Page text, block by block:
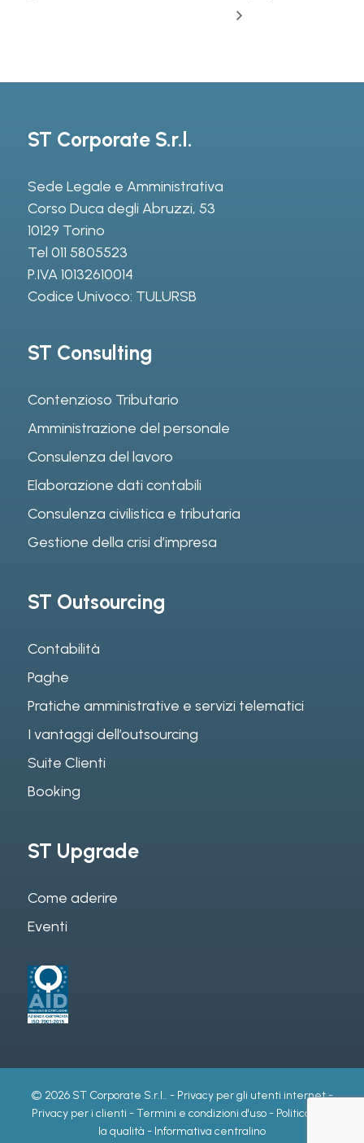
ST Corporate S.r.l.
Sede Legale e Amministrativa
Corso Duca degli Abruzzi, 53
10129 Torino
Tel 011 5805523
P.IVA 10132610014
Codice Univoco: TULURSB
ST Consulting
Contenzioso Tributario
Amministrazione del personale
Consulenza del lavoro
Elaborazione dati contabili
Consulenza civilistica e tributaria
Gestione della crisi d’impresa
ST Outsourcing
Contabilità
Paghe
Pratiche amministrative e servizi telematici
I vantaggi dell’outsourcing
Suite Clienti
Booking
ST Upgrade
Come aderire
Eventi
© 2026 ST Corporate S.r.l.. - Privacy per gli utenti internet-
Privacy per i clienti -Termini e condizioni d'uso- Politica per
la qualità - Informativa centralino